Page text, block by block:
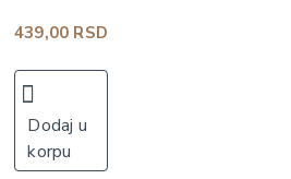
439,00 RSD
Dodaj u
korpu